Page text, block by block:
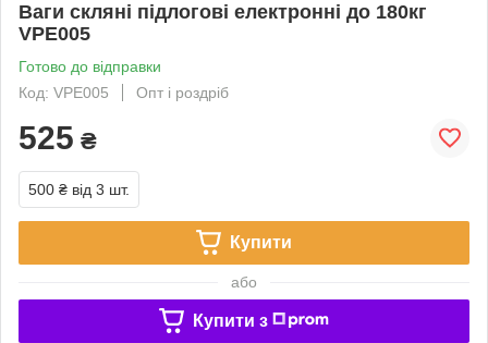
Ваги скляні підлогові електронні до 180кг
VPE005
Готово до відправки
Код: VPE005
Опт і роздріб
525 ₴
500 ₴ від 3 шт.
Купити
або
Купити з